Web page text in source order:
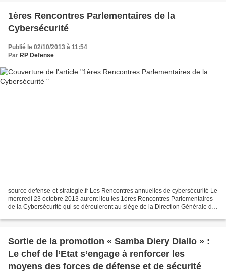
1ères Rencontres Parlementaires de la
Cybersécurité
Publié le 02/10/2013 à 11:54
Par RP Defense
source defense-et-strategie.fr Les Rencontres annuelles de cybersécurité Le
mercredi 23 octobre 2013 auront lieu les 1ères Rencontres Parlementaires
de la Cybersécurité qui se dérouleront au siège de la Direction Générale de
Sortie de la promotion « Samba Diery Diallo » :
Le chef de l’Etat s’engage à renforcer les
moyens des forces de défense et de sécurité